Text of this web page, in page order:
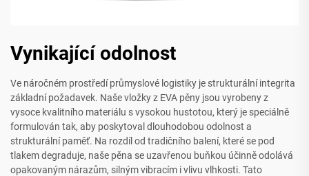
Vynikající odolnost
Ve náročném prostředí průmyslové logistiky je strukturální integrita
základní požadavek. Naše vložky z EVA pěny jsou vyrobeny z
vysoce kvalitního materiálu s vysokou hustotou, který je speciálně
formulován tak, aby poskytoval dlouhodobou odolnost a
strukturální paměť. Na rozdíl od tradičního balení, které se pod
tlakem degraduje, naše pěna se uzavřenou buňkou účinně odolává
opakovaným nárazům, silným vibracím i vlivu vlhkosti. Tato